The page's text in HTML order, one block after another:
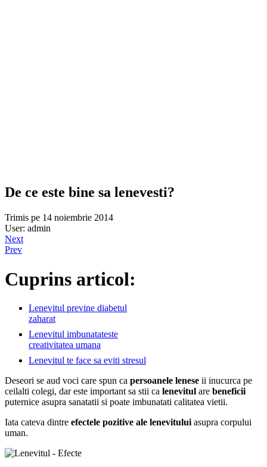
De ce este bine sa lenevesti?
Trimis pe 14 noiembrie 2014
User: admin
Next
Prev
Cuprins articol:
Lenevitul previne diabetul
zaharat
Lenevitul imbunatateste
creativitatea umana
Lenevitul te face sa eviti stresul
Deseori se aud voci care spun ca persoanele lenese ii inucurca pe
ceilalti colegi, dar este important sa stii ca lenevitul are beneficii
puternice asupra sanatatii si poate imbunatati calitatea vietii.
Iata cateva dintre efectele pozitive ale lenevitului asupra corpului
uman.